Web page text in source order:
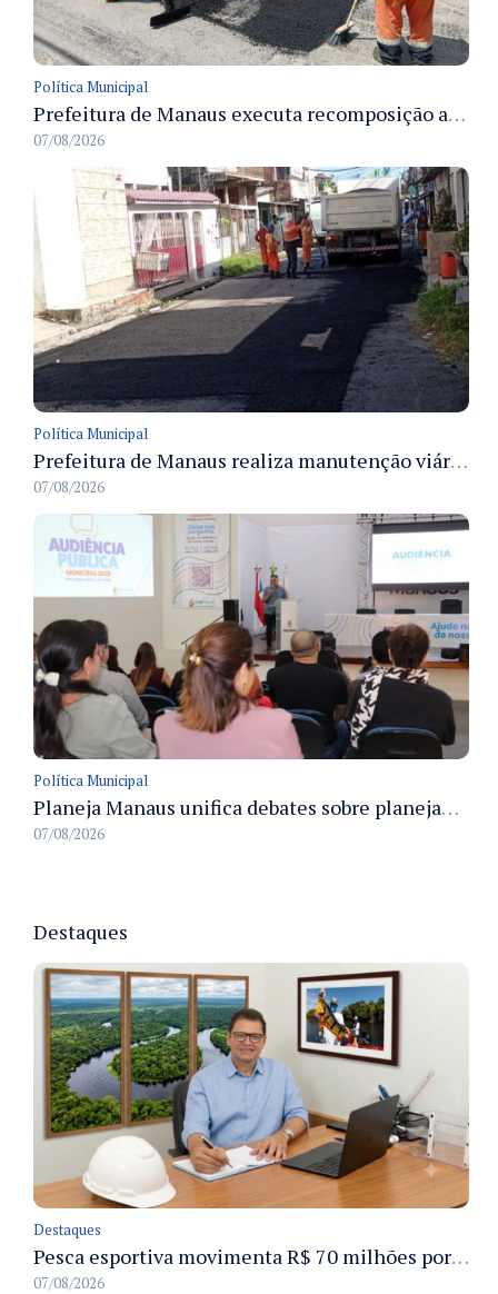
Política Municipal
Prefeitura de Manaus executa recomposição asfáltica na rua Anhandui e retoma serviços no bairro Flores
07/08/2026
Política Municipal
Prefeitura de Manaus realiza manutenção viária e recupera pavimento na rua Almir Pedreiras em Petrópolis
07/08/2026
Política Municipal
Planeja Manaus unifica debates sobre planejamento público, orçamento e serviços nos dias 16 e 17 de setembro
07/08/2026
Destaques
Destaques
Pesca esportiva movimenta R$ 70 milhões por ano e ganha espaço na economia sustentável do Amazonas
07/08/2026